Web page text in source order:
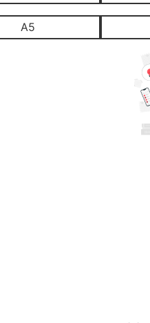
A5